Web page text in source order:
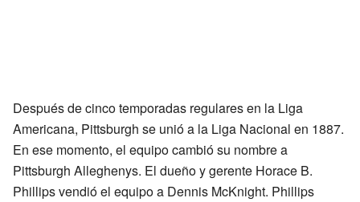
Después de cinco temporadas regulares en la Liga
Americana, Pittsburgh se unió a la Liga Nacional en 1887.
En ese momento, el equipo cambió su nombre a
Pittsburgh Alleghenys. El dueño y gerente Horace B.
Phillips vendió el equipo a Dennis McKnight. Phillips